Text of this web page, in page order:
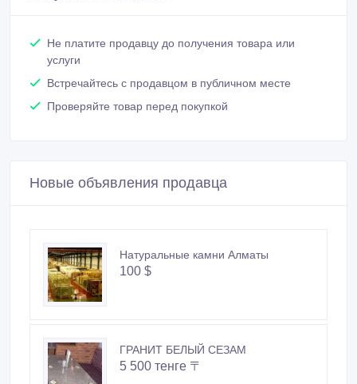
Не платите продавцу до получения товара или
услуги
Встречайтесь с продавцом в публичном месте
Проверяйте товар перед покупкой
Новые объявления продавца
Натуральные камни Алматы
100 $
ГРАНИТ БЕЛЫЙ СЕЗАМ
5 500 тенге 〒